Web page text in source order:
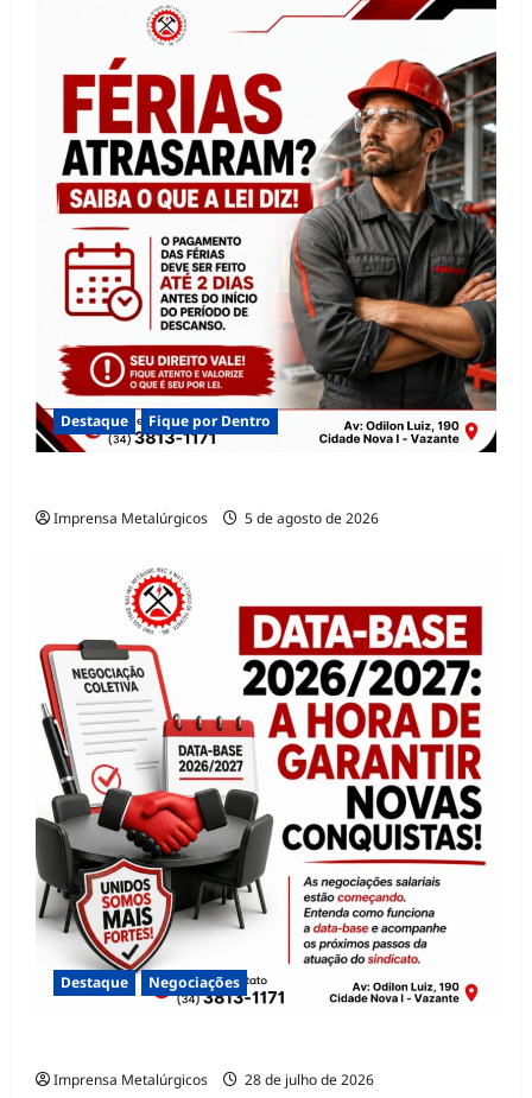
Destaque Fique por Dentro
Imprensa Metalúrgicos 5 de agosto de 2026
Destaque Negociações
Imprensa Metalúrgicos 28 de julho de 2026